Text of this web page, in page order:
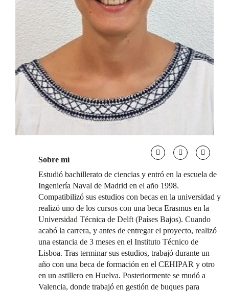
Sobre mí
Estudió bachillerato de ciencias y entró en la escuela de
Ingeniería Naval de Madrid en el año 1998.
Compatibilizó sus estudios con becas en la universidad y
realizó uno de los cursos con una beca Erasmus en la
Universidad Técnica de Delft (Países Bajos). Cuando
acabó la carrera, y antes de entregar el proyecto, realizó
una estancia de 3 meses en el Instituto Técnico de
Lisboa. Tras terminar sus estudios, trabajó durante un
año con una beca de formación en el CEHIPAR y otro
en un astillero en Huelva. Posteriormente se mudó a
Valencia, donde trabajó en gestión de buques para